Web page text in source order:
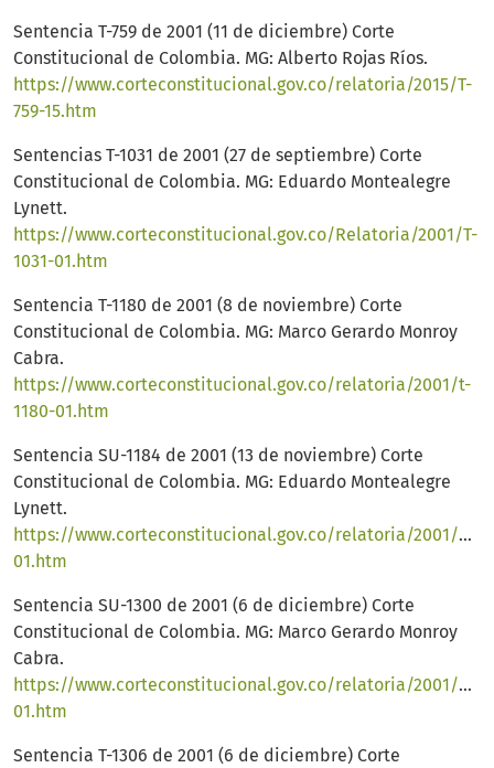
Sentencia T-759 de 2001 (11 de diciembre) Corte
Constitucional de Colombia. MG: Alberto Rojas Ríos.
https://www.corteconstitucional.gov.co/relatoria/2015/T-
759-15.htm
Sentencias T-1031 de 2001 (27 de septiembre) Corte
Constitucional de Colombia. MG: Eduardo Montealegre
Lynett.
https://www.corteconstitucional.gov.co/Relatoria/2001/T-
1031-01.htm
Sentencia T-1180 de 2001 (8 de noviembre) Corte
Constitucional de Colombia. MG: Marco Gerardo Monroy
Cabra.
https://www.corteconstitucional.gov.co/relatoria/2001/t-
1180-01.htm
Sentencia SU-1184 de 2001 (13 de noviembre) Corte
Constitucional de Colombia. MG: Eduardo Montealegre
Lynett.
https://www.corteconstitucional.gov.co/relatoria/2001/
01.htm
Sentencia SU-1300 de 2001 (6 de diciembre) Corte
Constitucional de Colombia. MG: Marco Gerardo Monroy
Cabra.
https://www.corteconstitucional.gov.co/relatoria/2001/
01.htm
Sentencia T-1306 de 2001 (6 de diciembre) Corte